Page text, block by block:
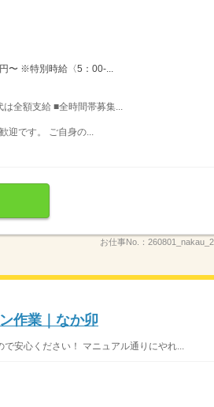
〜 ※特別時給〈5：00-...
全額支給 ■全時間帯募集...
迎です。 ご自身の...
お仕事No.：
作業｜なか卯
安心ください！ マニュアル通りにやれ...